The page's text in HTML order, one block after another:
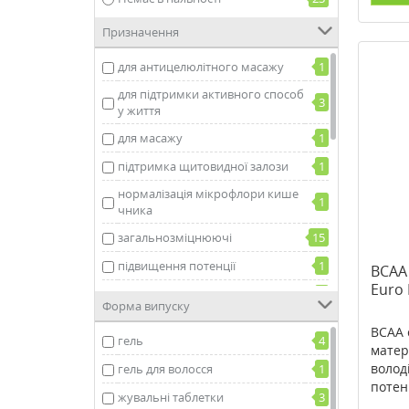
Призначення
для антицелюлітного масажу
1
для підтримки активного способ
у життя
3
для масажу
1
підтримка щитовидної залози
1
нормалізація мікрофлори кише
чника
1
загальнозміцнюючі
15
підвищення потенції
1
при кашлі
1
підтримка опорно-рухової систе
ми
2
при проблемах горла
1
Форма випуску
гель
4
гель для волосся
1
жувальні таблетки
3
Euro